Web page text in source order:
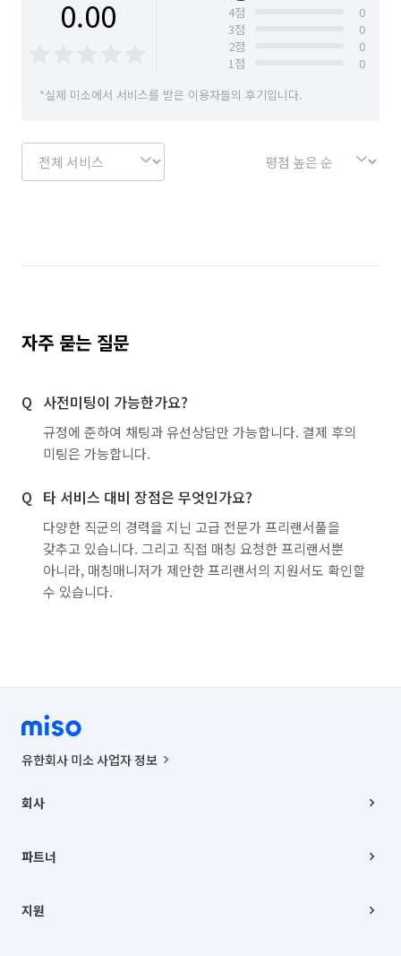
0.00
4점
0
3점
0
2점
0
1점
0
*실제 미소에서 서비스를 받은 이용자들의 후기입니다.
자주 묻는 질문
사전미팅이 가능한가요?
규정에 준하여 채팅과 유선상담만 가능합니다. 결제 후의
미팅은 가능합니다.
타 서비스 대비 장점은 무엇인가요?
다양한 직군의 경력을 지닌 고급 전문가 프리랜서풀을
갖추고 있습니다. 그리고 직접 매칭 요청한 프리랜서뿐
아니라, 매칭매니저가 제안한 프리랜서의 지원서도 확인할
수 있습니다.
유한회사 미소 사업자 정보
00019 |
주소 | 본사: 서울특별시 종로구 율곡로 6(중학동, 트윈트리빌딩) B동 5층
컨택센터 : 서울특별시 종로구 수송동 율곡로 24, 7층, 8층 미소
상품, 상품정보, 거래에 관한 의무와 책임은 거래당사자에게 있습니다.
언론 보도 관련 문의:
회사
채용
파트너
이사
지원